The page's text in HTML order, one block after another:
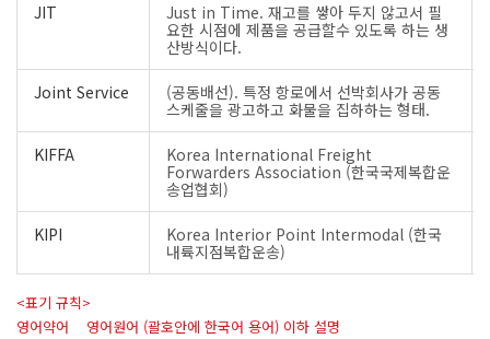
JIT
Just in Time. 재고를 쌓아 두지 않고서 필
요한 시점에 제품을 공급할수 있도록 하는 생
산방식이다.
Joint Service
(공동배선). 특정 항로에서 선박회사가 공동
스케줄을 광고하고 화물을 집하하는 형태.
KIFFA
Korea International Freight
Forwarders Association (한국국제복합운
송업협회)
KIPI
Korea Interior Point Intermodal (한국
내륙지점복합운송)
<표기 규칙>
영어약어 영어원어 (괄호안에 한국어 용어) 이하 설명